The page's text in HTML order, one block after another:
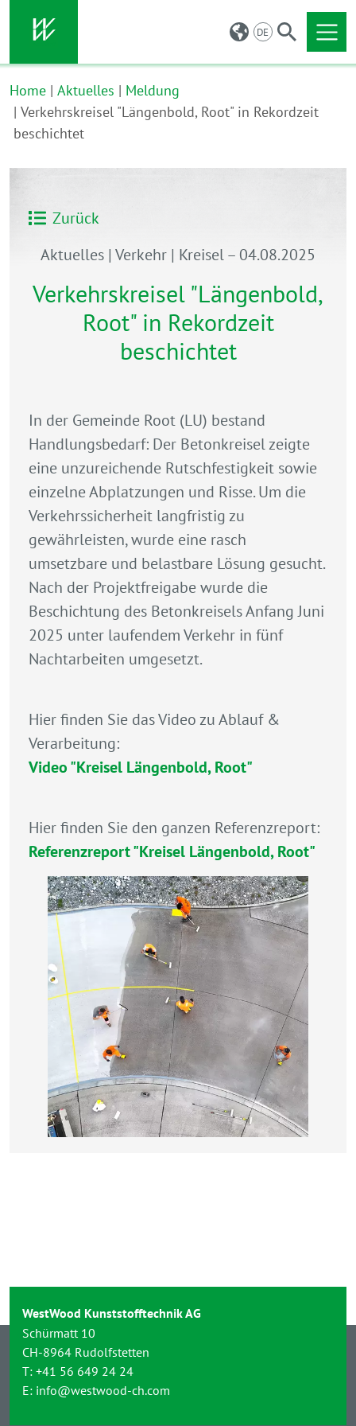
DE
Home Aktuelles
Meldung
Verkehrskreisel "Längenbold, Root" in Rekordzeit
beschichtet
Zurück
Aktuelles | Verkehr | Kreisel– 04.08.2025
Verkehrskreisel "Längenbold,
Root" in Rekordzeit
beschichtet
In der Gemeinde Root (LU) bestand
Handlungsbedarf: Der Betonkreisel zeigte
eine unzureichende Rutschfestigkeit sowie
einzelne Abplatzungen und Risse. Um die
Verkehrssicherheit langfristig zu
gewährleisten, wurde eine rasch
umsetzbare und belastbare Lösung gesucht.
Nach der Projektfreigabe wurde die
Beschichtung des Betonkreisels Anfang Juni
2025 unter laufendem Verkehr in fünf
Nachtarbeiten umgesetzt.
Hier finden Sie das Video zu Ablauf &
Verarbeitung:
Video "Kreisel Längenbold, Root"
Hier finden Sie den ganzen Referenzreport:
Referenzreport "Kreisel Längenbold, Root"
WestWood Kunststofftechnik AG
Schürmatt 10
CH-8964 Rudolfstetten
T: +41 56 649 24 24
E: info@westwood-ch.com